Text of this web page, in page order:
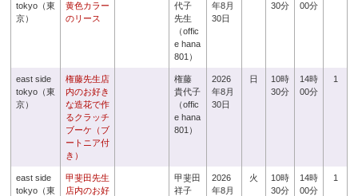
tokyo（東
京）
黄色カラー
のリース
代子
先生
（offic
e hana
801）
年8月
30日
30分
00分
east side
tokyo（東
京）
権藤先生店
内のお好き
な造花で作
るクラッチ
ブーケ（ブ
ートニア付
き）
権藤
貴代子
（offic
e hana
801）
2026
年8月
30日
日
10時
30分
14時
00分
1
east side
tokyo（東
甲斐田先生
店内のお好
甲斐田
祥子
2026
年8月
火
10時
30分
14時
00分
1